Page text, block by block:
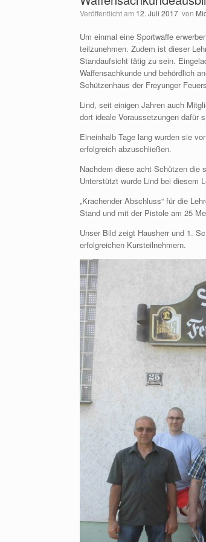
Veröffentlicht am 12. Juli 2017 von
Um einmal eine Sportwaffe
teilzunehmen. Zudem ist dieser
Standaufsicht tätig zu sein.
Waffensachkunde und behördlich
Schützenhaus der Freyunger
Lind, seit einigen Jahren auch
dort ideale Voraussetzungen dafür
Eineinhalb Tage lang wurden sie
erfolgreich abzuschließen.
Nachdem diese acht Schützen die
Unterstützt wurde Lind bei diesem
„Krachender Abschluss“ für die
Stand und mit der Pistole am 25
Unser Bild zeigt Hausherr und 1.
erfolgreichen Kursteilnehmern.